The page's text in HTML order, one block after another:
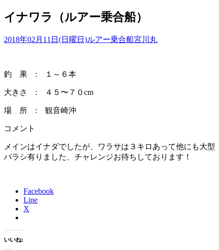
イナワラ（ルアー乗合船）
2018年02月11日(日曜日)ルアー乗合船宮川丸
釣 果 : １～６本
大きさ : ４５〜７０cm
場 所 : 観音崎沖
コメント
メインはイナダでしたが、ワラサは３キロあって他にも大型
バラシ有りました、チャレンジお待ちしております！
Facebook
Line
X
いいね: